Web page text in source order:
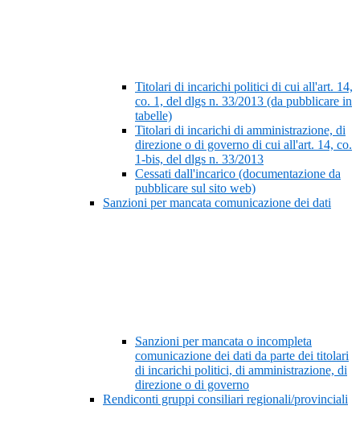
Titolari di incarichi politici di cui all'art. 14,
co. 1, del dlgs n. 33/2013 (da pubblicare in
tabelle)
Titolari di incarichi di amministrazione, di
direzione o di governo di cui all'art. 14, co.
1-bis, del dlgs n. 33/2013
Cessati dall'incarico (documentazione da
pubblicare sul sito web)
Sanzioni per mancata comunicazione dei dati
Sanzioni per mancata o incompleta
comunicazione dei dati da parte dei titolari
di incarichi politici, di amministrazione, di
direzione o di governo
Rendiconti gruppi consiliari regionali/provinciali